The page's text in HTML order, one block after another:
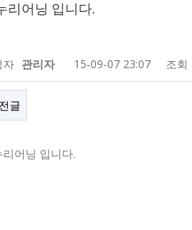
리어닝 입니다.
자 관리자 15-09-07 23:07 조회
글
리어닝 입니다.